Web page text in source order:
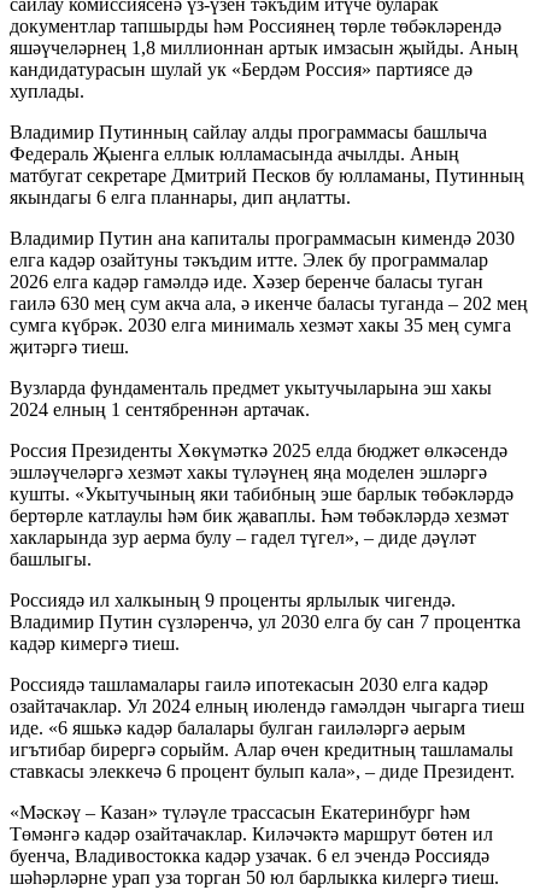
сайлау комиссиясенә үз-үзен тәкъдим итүче буларак
документлар тапшырды һәм Россиянең төрле төбәкләрендә
яшәүчеләрнең 1,8 миллионнан артык имзасын җыйды. Аның
кандидатурасын шулай ук «Бердәм Россия» партиясе дә
хуплады.
Владимир Путинның сайлау алды программасы башлыча
Федераль Җыенга еллык юлламасында ачылды. Аның
матбугат секретаре Дмитрий Песков бу юлламаны, Путинның
якындагы 6 елга планнары, дип аңлатты.
Владимир Путин ана капиталы программасын кимендә 2030
елга кадәр озайтуны тәкъдим итте. Элек бу программалар
2026 елга кадәр гамәлдә иде. Хәзер беренче баласы туган
гаилә 630 мең сум акча ала, ә икенче баласы туганда – 202 мең
сумга күбрәк. 2030 елга минималь хезмәт хакы 35 мең сумга
җитәргә тиеш.
Вузларда фундаменталь предмет укытучыларына эш хакы
2024 елның 1 сентябреннән артачак.
Россия Президенты Хөкүмәткә 2025 елда бюджет өлкәсендә
эшләүчеләргә хезмәт хакы түләүнең яңа моделен эшләргә
кушты. «Укытучының яки табибның эше барлык төбәкләрдә
бертөрле катлаулы һәм бик җаваплы. Һәм төбәкләрдә хезмәт
хакларында зур аерма булу – гадел түгел», – диде дәүләт
башлыгы.
Россиядә ил халкының 9 проценты ярлылык чигендә.
Владимир Путин сүзләренчә, ул 2030 елга бу сан 7 процентка
кадәр кимергә тиеш.
Россиядә ташламалары гаилә ипотекасын 2030 елга кадәр
озайтачаклар. Ул 2024 елның июлендә гамәлдән чыгарга тиеш
иде. «6 яшькә кадәр балалары булган гаиләләргә аерым
игътибар бирергә сорыйм. Алар өчен кредитның ташламалы
ставкасы элеккечә 6 процент булып кала», – диде Президент.
«Мәскәү – Казан» түләүле трассасын Екатеринбург һәм
Төмәнгә кадәр озайтачаклар. Киләчәктә маршрут бөтен ил
буенча, Владивостокка кадәр узачак. 6 ел эчендә Россиядә
шәһәрләрне урап уза торган 50 юл барлыкка килергә тиеш.